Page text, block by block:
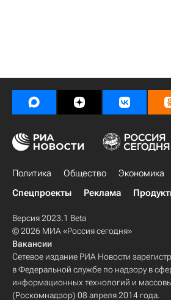
Политика Общество Экономика
Спецпроекты
Реклама
Версия 2023.1 Beta
© 2026 МИА «Россия сегодня»
Вакансии
Сетевое издание РИА Новости
в Федеральной службе по надзору в
информационных технологий и
(Роскомнадзор) 08 апреля 2014 года.